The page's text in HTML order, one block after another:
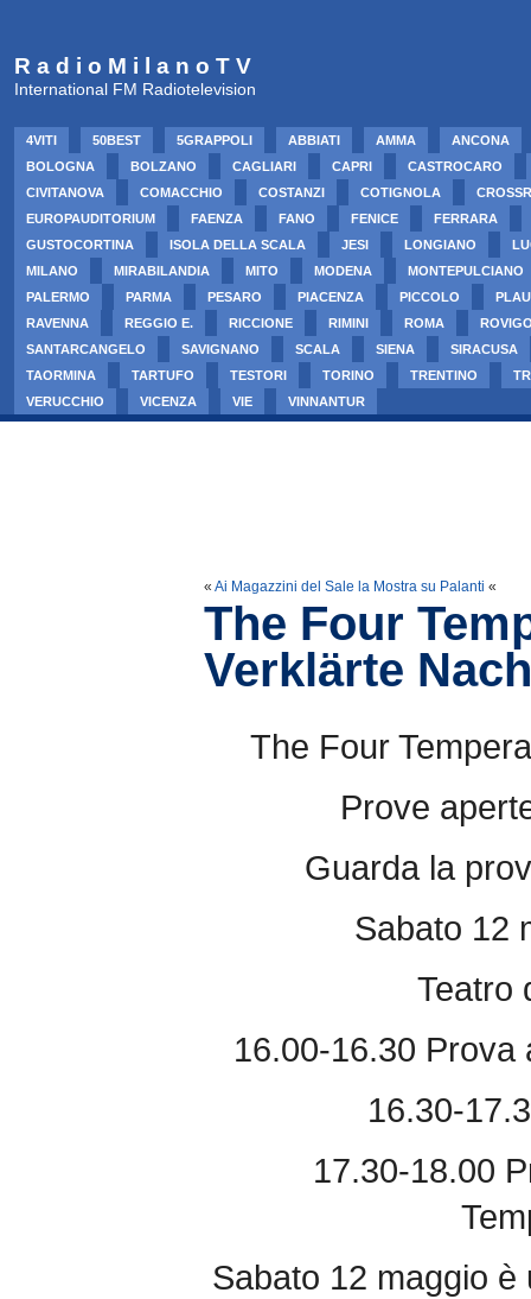
R a d i o M i l a n o T V
International FM Radiotelevision
4VITI 50BEST 5GRAPPOLI ABBIATI AMMA
ANCONA
BOLOGNA
BOLZANO CAGLIARI CAPRI
CASTROCARO
CIVITANOVA
COMACCHIO COSTANZI COTIGNOLA
EUROPAUDITORIUM
FAENZA FANO FENICE
FERRARA
GUSTOCORTINA
ISOLA DELLA SCALA JESI LONGIANO
MILANO
MIRABILANDIA MITO MODENA
MONTEPULCIANO
PALERMO
PARMA PESARO PIACENZA PICCOLO
RAVENNA
REGGIO E. RICCIONE RIMINI ROMA
SANTARCANGELO
SAVIGNANO SCALA SIENA
SIRACUSA
TAORMINA
TARTUFO TESTORI TORINO TRENTINO
VERUCCHIO
VICENZA VIE VINNANTUR
« Ai Magazzini del Sale la Mostra su Palanti «
The Four
Verklärte
The Four
Prove
Guarda la
Sabato 12
Teatro
16.00-16.30 Prova
16.30-
17.30-18.00
Sabato 12 maggio